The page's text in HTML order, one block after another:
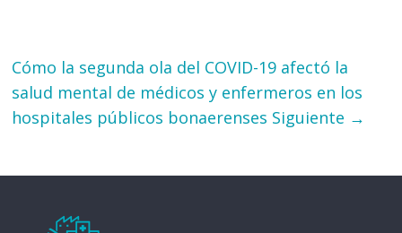
Cómo la segunda ola del COVID-19 afectó la
salud mental de médicos y enfermeros en los
hospitales públicos bonaerenses Siguiente →